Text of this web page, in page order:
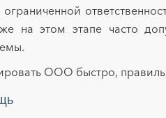
ограниченной
на этом этапе часто
ООО быстро,